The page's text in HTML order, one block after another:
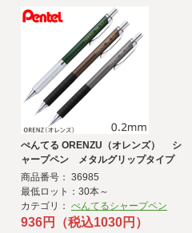
ぺんてる ORENZU（オレンズ） シ
ャープペン メタルグリップタイプ
0.2
商品番号： 36985
最低ロット：30本～
カテゴリ： ぺんてるシャープペン
936円（税込1030円）